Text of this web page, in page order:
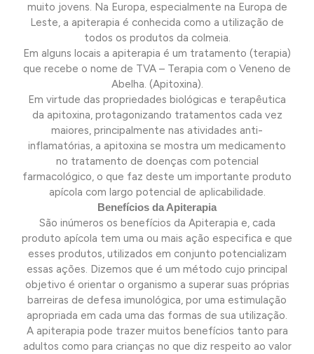
muito jovens. Na Europa, especialmente na Europa de
Leste, a apiterapia é conhecida como a utilização de
todos os produtos da colmeia.
Em alguns locais a apiterapia é um tratamento (terapia)
que recebe o nome de TVA – Terapia com o Veneno de
Abelha. (Apitoxina).
Em virtude das propriedades biológicas e terapêutica
da apitoxina, protagonizando tratamentos cada vez
maiores, principalmente nas atividades anti-
inflamatórias, a apitoxina se mostra um medicamento
no tratamento de doenças com potencial
farmacológico, o que faz deste um importante produto
apícola com largo potencial de aplicabilidade.
Benefícios da Apiterapia
São inúmeros os benefícios da Apiterapia e, cada
produto apícola tem uma ou mais ação especifica e que
esses produtos, utilizados em conjunto potencializam
essas ações. Dizemos que é um método cujo principal
objetivo é orientar o organismo a superar suas próprias
barreiras de defesa imunológica, por uma estimulação
apropriada em cada uma das formas de sua utilização.
A apiterapia pode trazer muitos benefícios tanto para
adultos como para crianças no que diz respeito ao valor